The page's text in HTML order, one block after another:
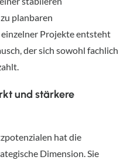
planbaren
Projekte entsteht
der sich sowohl fachlich
und stärkere
hat die
Dimension. Sie